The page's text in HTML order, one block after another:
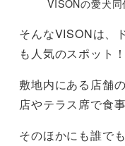
VISONの愛犬
そんなVISONは、
も人気のスポット！
敷地内にある店舗
店やテラス席で食
そのほかにも誰で